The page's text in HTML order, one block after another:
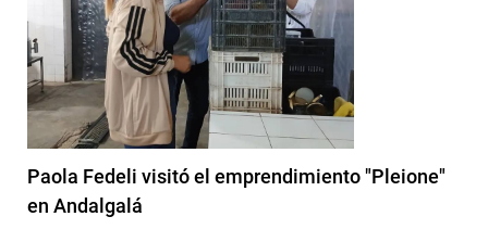
Paola Fedeli visitó el emprendimiento "Pleione"
en Andalgalá